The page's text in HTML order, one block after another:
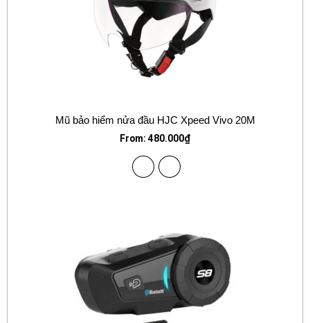
Mũ bảo hiểm nửa đầu HJC Xpeed Vivo 20M
From: 480.000₫